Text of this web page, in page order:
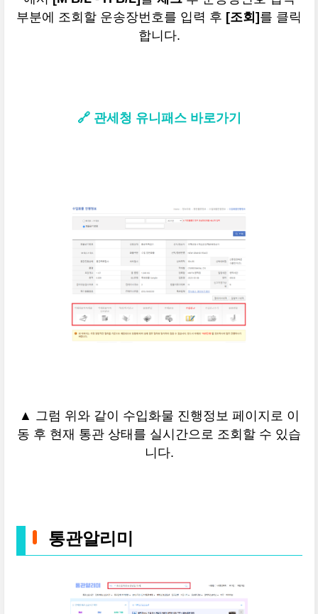
부분에 조회할 운송장번호를 입력 후 [조회] 를 클릭
합니다.
🔗 관세청 유니패스 바로가기
▲ 그럼 위와 같이 수입화물 진행정보 페이지로 이
동 후 현재 통관 상태를 실시간으로 조회할 수 있습
니다.
통관알리미